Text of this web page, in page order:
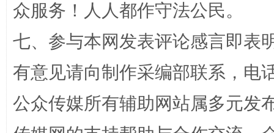
完善运行机制助力责任有效落实 一纸欠
众服务！人人都作守法公民。
七、参与本网发表评论感言即表
有意见请向制作采编部联系，电
公众传媒所有辅助网站属多元发